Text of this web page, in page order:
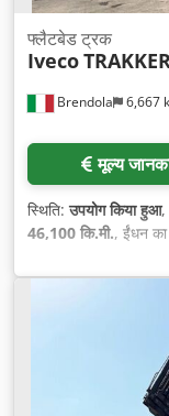
Brendola 6,667
फ्लैटबेड ट्रक
Iveco
मूल्य
स्थिति:उपयोग किया हुआ,
46,100 कि.मी., ईंधन का
कंडीशनिंग, क्रेन,